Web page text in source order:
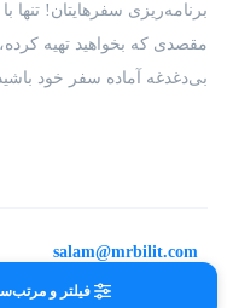
فیلتر و
برنامه‌ریزی سفرهایتان! تنها
مقصدی که بخواهید تهیه
بی‌دغدغه آماده سفر خود
تمامی حقوق برای
salam@mrbilit.com